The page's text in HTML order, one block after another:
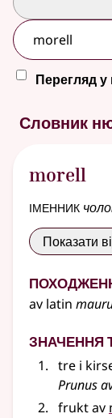
Перегляд у
3 результатів
Словник
morell
іменник
Показати
av latin
Значення
tre i
Prunus
frukt av